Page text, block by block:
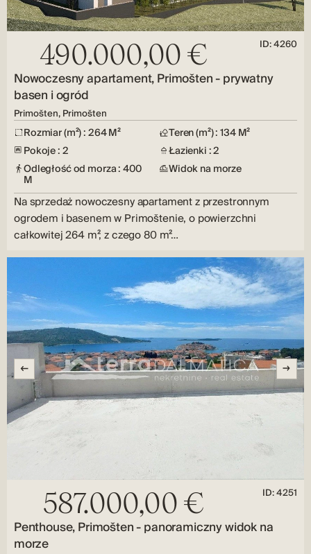
490.000,00 € ID: 4260
Nowoczesny apartament, Primošten - prywatny
basen i ogród
Primošten, Primošten
Rozmiar (m²) : 264 M²
Teren (m²) : 134 M²
Pokoje : 2
Łazienki : 2
Odległość od morza : 400
M
Widok na morze
Na sprzedaż nowoczesny apartament z przestronnym
ogrodem i basenem w Primoštenie, o powierzchni
całkowitej 264 m², z czego 80 m²…
587.000,00 € ID: 4251
Penthouse, Primošten - panoramiczny widok na
morze